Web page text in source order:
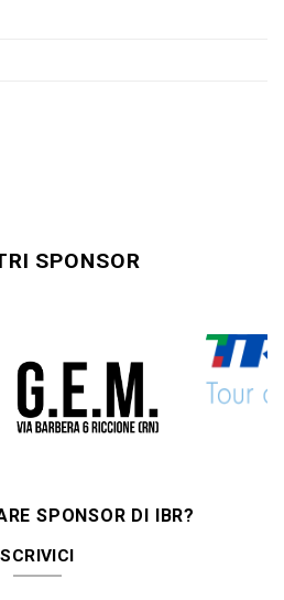
SPONSOR
SPONSOR DI IBR?
SCRIVICI